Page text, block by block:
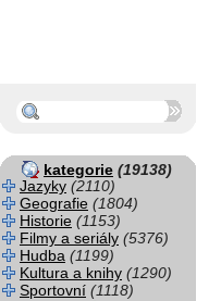
kategorie (19138)
Jazyky (2110)
Geografie (1804)
Historie (1153)
Filmy a seriály (5376)
Hudba (1199)
Kultura a knihy (1290)
Sportovní (1118)